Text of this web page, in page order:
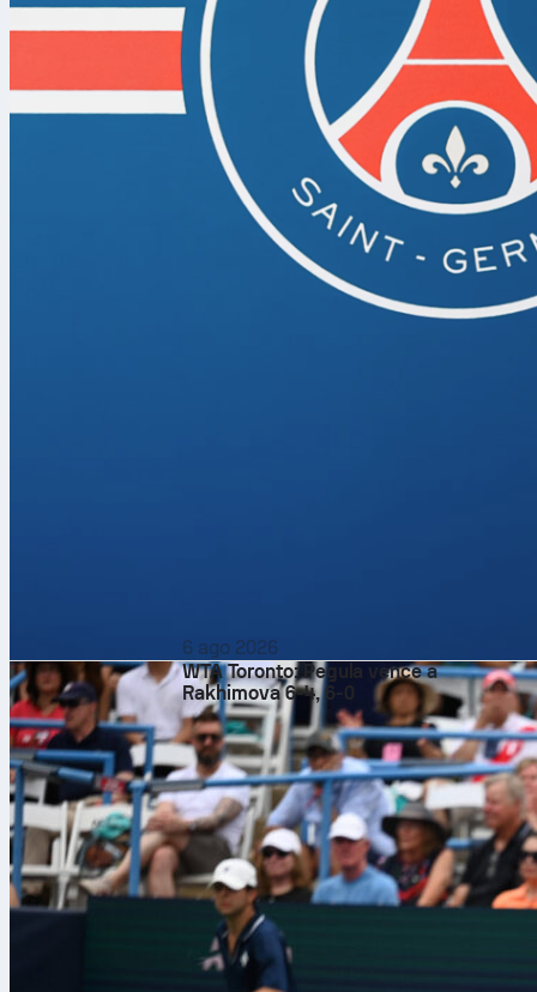
6 ago 2026
WTA Toronto: Pegula vence a
Rakhimova 6-4, 6-0